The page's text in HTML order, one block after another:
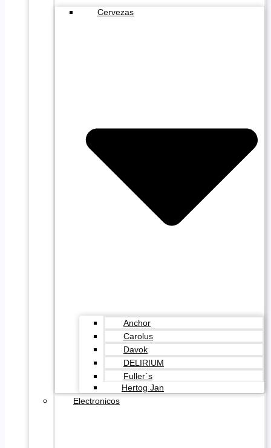
Cervezas
Anchor
Carolus
Davok
DELIRIUM
Fuller´s
Hertog Jan
Electronicos